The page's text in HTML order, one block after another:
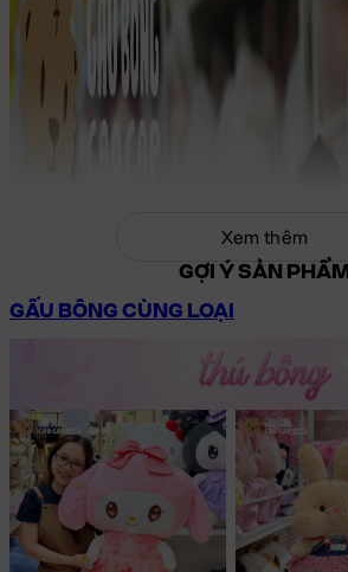
Xem thêm
GỢI Ý SẢN PHẨM
GẤU BÔNG CÙNG LOẠI